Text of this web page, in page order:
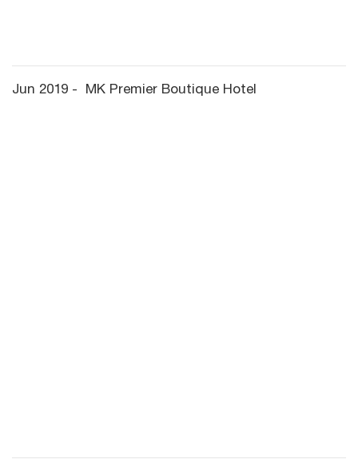
Jun 2019 - MK Premier Boutique Hotel